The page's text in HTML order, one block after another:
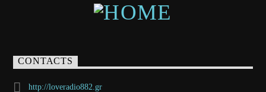
CONTACTS
http://loveradio882.gr